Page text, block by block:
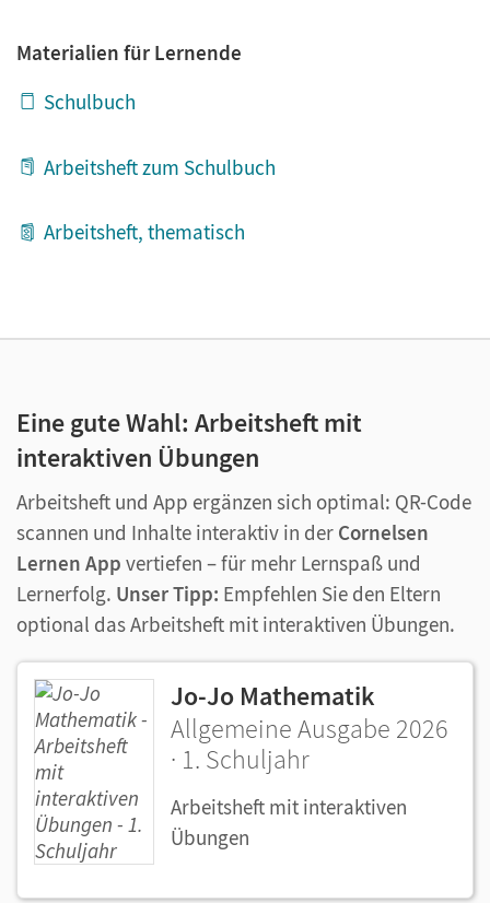
Materialien für Lernende
Schulbuch
Arbeitsheft zum Schulbuch
Arbeitsheft, thematisch
Eine gute Wahl: Arbeitsheft mit
interaktiven Übungen
Arbeitsheft und App ergänzen sich optimal: QR-Code
scannen und Inhalte interaktiv in der Cornelsen
Lernen App vertiefen – für mehr Lernspaß und
Lernerfolg. Unser Tipp: Empfehlen Sie den Eltern
optional das Arbeitsheft mit interaktiven Übungen.
Jo-Jo Mathematik
Allgemeine Ausgabe 2026
· 1. Schuljahr
Arbeitsheft mit interaktiven
Übungen